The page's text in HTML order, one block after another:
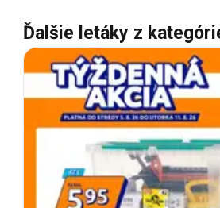
Ďalšie letáky z